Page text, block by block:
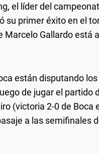
el líder del
su primer éxito en el
Gallardo está
están disputando
de jugar el partido
(victoria 2-0 de Boca
a las semifinales